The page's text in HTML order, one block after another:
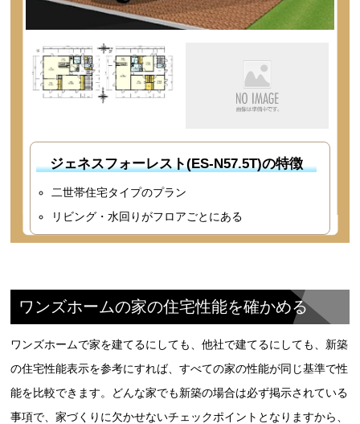
ジェネスフォーレスト(ES-N57.5T)の特徴
二世帯住宅タイプのプラン
リビング・水回りがフロアごとにある
ワンズホームの家の住宅性能を確かめる
ワンズホームで家を建てるにしても、他社で建てるにしても、新築
の住宅性能表示を参考にすれば、すべての家の性能が同じ基準で性
能を比較できます。どんな家でも新築の場合は必ず掲示されている
事項で、家づくりに欠かせないチェックポイントとなりますから、